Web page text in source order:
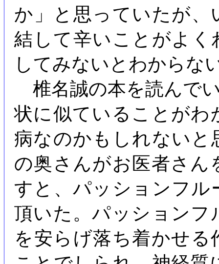
か」と思っていたが、
結して辛いことがよく
してみないとわからな
椎名誠の本を読んで
状に似ていることがわ
病なのかもしれないと
の奥さんがお医者さん
すと、パッションフル
頂いた。パッションフ
を安らげ落ち着かせ